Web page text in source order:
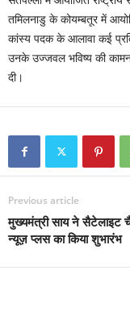
तमिलनाडु के कोयम्बतूर में
कांस्य पदक के आलावा कई
उनके उज्जवल भविष्य की
दी।
Previous article
मुख्यमंत्री साय ने सैटेलाइट
न्यूज़ प्लस का किया शुभारंभ